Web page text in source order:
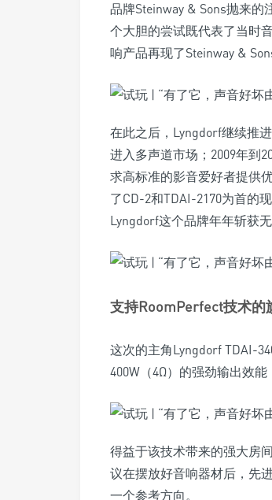
品牌Steinway & Sons抛来的
个大胆的尝试既代表了当时
响产品再现了Steinway &
在此之后，Lyngdorf继续推
进入多声道市场；2009年到
求高标准的影音爱好者提供
了CD-2和TDAI-2170为首的
Lyngdorf这个品牌年年斩获无
支持RoomPerfect技术的
这次的主角Lyngdorf TDAI-
400W（4Ω）的强劲输出效能
得益于该技术带来的强大房
议在摆放好音响器材后，先
一个参考方向。